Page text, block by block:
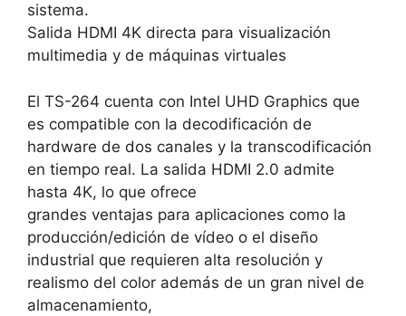
sistema.
Salida HDMI 4K directa para visualización
multimedia y de máquinas virtuales
El TS-264 cuenta con Intel UHD Graphics que
es compatible con la decodificación de
hardware de dos canales y la transcodificación
en tiempo real. La salida HDMI 2.0 admite
hasta 4K, lo que ofrece
grandes ventajas para aplicaciones como la
producción/edición de vídeo o el diseño
industrial que requieren alta resolución y
realismo del color además de un gran nivel de
almacenamiento,